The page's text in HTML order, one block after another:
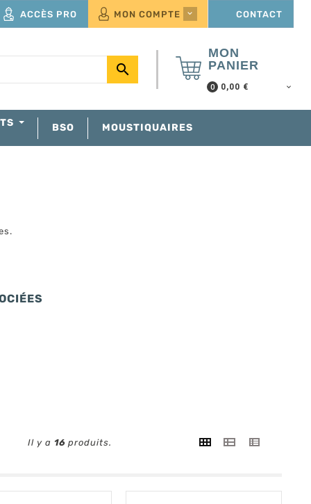
ACCÈS PRO MON COMPTE  CONTACT

MON
PANIER
0 0,00 €
BSO MOUSTIQUAIRES
Il y a16 produits.